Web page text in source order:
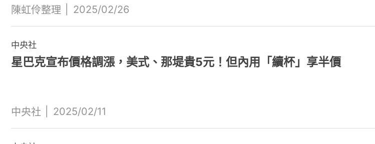
陳虹伶整理 2025/02/26
中央社
星巴克宣布價格調漲，美式、那堤貴5元！但內用「續杯」享半價
中央社 2025/02/11